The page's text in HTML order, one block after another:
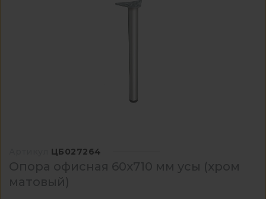
ЦБ027264
Опора офисная 60х710 мм усы (хром
матовый)